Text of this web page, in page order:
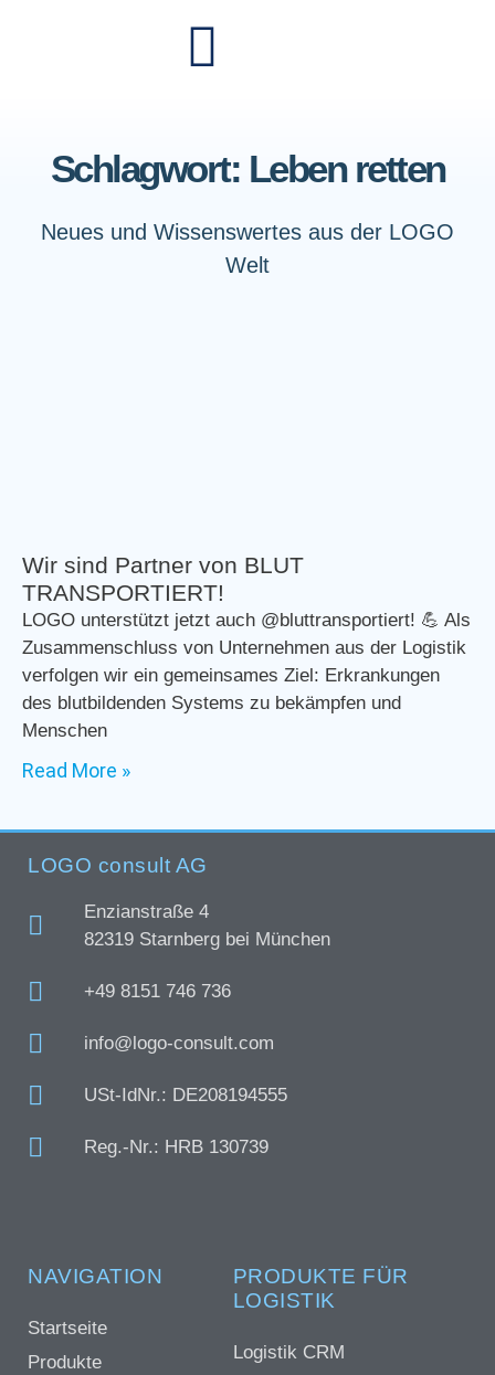
Schlagwort: Leben retten
Neues und Wissenswertes aus der LOGO
Welt
Wir sind Partner von BLUT
TRANSPORTIERT!
LOGO unterstützt jetzt auch @bluttransportiert! 💪 Als
Zusammenschluss von Unternehmen aus der Logistik
verfolgen wir ein gemeinsames Ziel: Erkrankungen
des blutbildenden Systems zu bekämpfen und
Menschen
Read More »
LOGO consult AG
Enzianstraße 4
82319 Starnberg bei München
+49 8151 746 736
info@logo-consult.com
USt-IdNr.: DE208194555
Reg.-Nr.: HRB 130739
NAVIGATION
Startseite
Produkte
PRODUKTE FÜR
LOGISTIK
Logistik CRM